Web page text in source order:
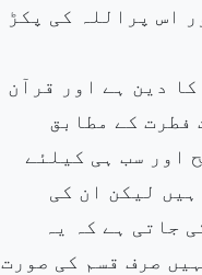
اس پراللہ کی پکڑ
کا دین ہے اور قرآن
فطرت کے مطابق
اور سب ہی کیلئے
لیکن ان کی
جاتی ہے کہ یہ
صرف قسم کی صورت